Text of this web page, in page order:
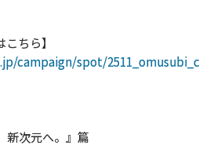
ちら】
campaign/spot/2511_omusubi_c
新次元へ。』篇